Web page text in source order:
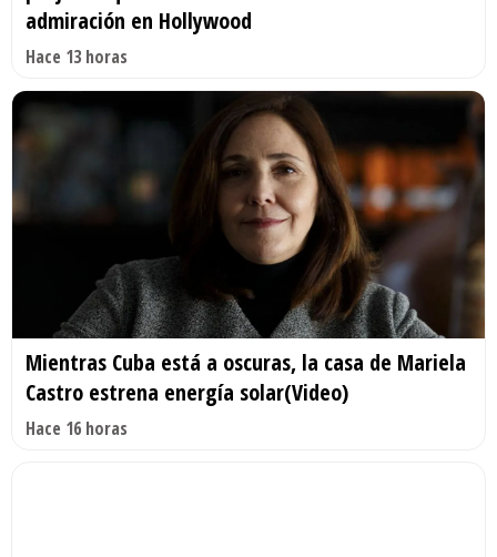
admiración en Hollywood
Hace 13 horas
Mientras Cuba está a oscuras, la casa de Mariela
Castro estrena energía solar(Video)
Hace 16 horas